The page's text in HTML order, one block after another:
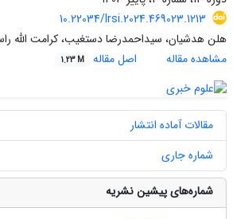
10.22034/lrsi.2024.469023.1213
هلن هدشیان، سیداحمدرضا دستغیب، کرامت الله
مشاهده مقاله
اصل مقاله 1.23 M
مقالات آماده انتشار
شماره جاری
شماره‌های پیشین نشریه